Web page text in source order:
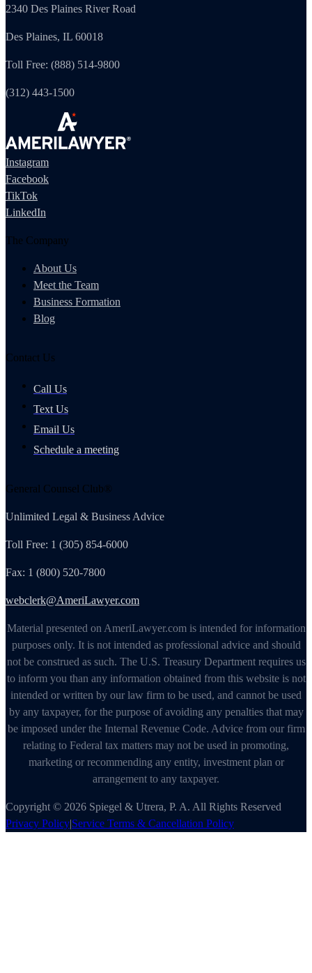
2340 Des Plaines River Road
Des Plaines, IL 60018
Toll Free: (888) 514-9800
(312) 443-1500
Instagram
Facebook
TikTok
LinkedIn
The Company
About Us
Meet the Team
Business Formation
Blog
Contact Us
Call Us
Text Us
Email Us
Schedule a meeting
General Counsel Club®
Unlimited Legal & Business Advice
Toll Free: 1 (305) 854-6000
Fax: 1 (800) 520-7800
webclerk@AmeriLawyer.com
Material presented on AmeriLawyer.com is intended for information
purposes only. It is not intended as professional advice and should
not be construed as such. The U.S. Treasury Department requires us
to inform you than any information obtained from this website is not
intended or written by our law firm to be used, and cannot be used
by any taxpayer, for the purpose of avoiding any penalties that may
be imposed under the Internal Revenue Code. Advice from our firm
relating to Federal tax matters may not be used in promoting,
marketing or recommending any entity, investment plan or
arrangement to any taxpayer.
Copyright © 2026 Spiegel & Utrera, P. A. All Rights Reserved
Privacy Policy|Service Terms & Cancellation Policy